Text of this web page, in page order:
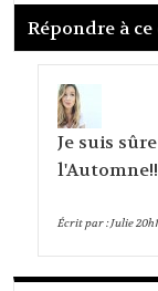
Répondre à
Je suis
l'Automne!!
Écrit par :Julie